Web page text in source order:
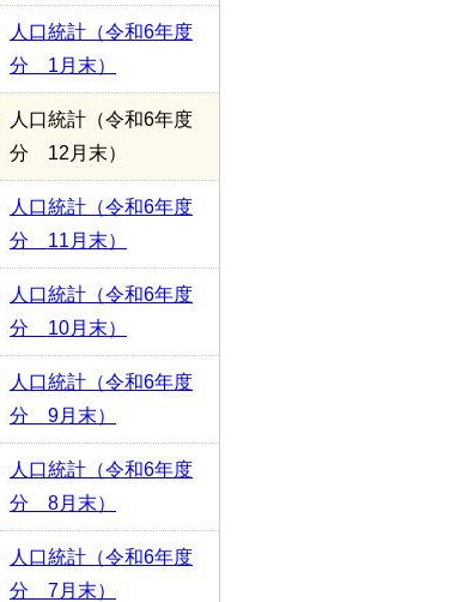
人口統計（令和6年度
分 1月末）
人口統計（令和6年度
分 12月末）
人口統計（令和6年度
分 11月末）
人口統計（令和6年度
分 10月末）
人口統計（令和6年度
分 9月末）
人口統計（令和6年度
分 8月末）
人口統計（令和6年度
分 7月末）